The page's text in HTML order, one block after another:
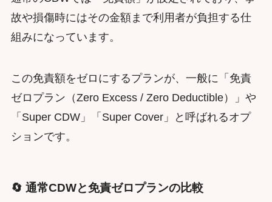
故や損傷時にはその金額まで利用者が負担する仕
組みになっています。
この免責額をゼロにするプランが、一般に「免責
ゼロプラン（Zero Excess / Zero Deductible）」や
「Super CDW」「Super Cover」と呼ばれるオプ
ションです。
🔄 通常CDWと免責ゼロプランの比較